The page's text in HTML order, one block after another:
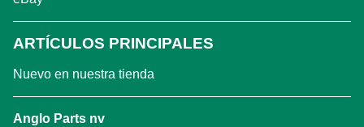
ARTÍCULOS PRINCIPALES
Nuevo en nuestra tienda
Anglo Parts nv